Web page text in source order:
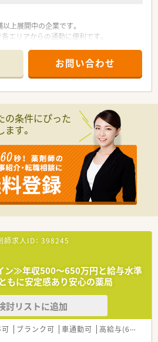
上展開中の企業です。
エリアからの通勤に便利です。
で地域の方とより深く、より密接なコミュ
築くことを目指しています。
お問い合わせ
の条件にぴった
す。
師求人ID： 398245
ン≫年収500～650万円と給与水準
もに安定感あり安心の薬局
討リストに追加
ブランク可 車通勤可 高給与(600万円以上)